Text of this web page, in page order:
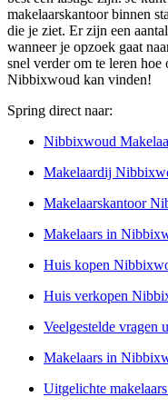
makelaarskantoor binnen
die je ziet. Er zijn een
wanneer je opzoek gaat
snel verder om te leren
Nibbixwoud kan vinden!
Spring direct naar:
Nibbixwoud
Makelaardij
Makelaarskantoor
Makelaars in
Huis kopen
Huis verkopen
Veelgestelde vragen
Makelaars in
Uitgelichte